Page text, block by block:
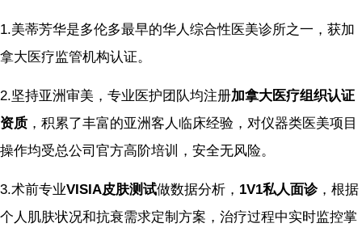
1.美蒂芳华是多伦多最早的华人综合性医美诊所之一，获加
拿大医疗监管机构认证。
2.坚持亚洲审美，专业医护团队均注册加拿大医疗组织认证
资质 ，积累了丰富的亚洲客人临床经验，对仪器类医美项目
操作均受总公司官方高阶培训，安全无风险。
3.术前专业VISIA皮肤测试做数据分析， 1V1私人面诊，根据
个人肌肤状况和抗衰需求定制方案，治疗过程中实时监控掌